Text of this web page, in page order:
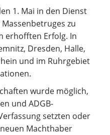
1. Mai in den Dienst
zu
erhofften Erfolg. In
Dresden, Halle,
und im Ruhrgebiet
wurde möglich,
und ADGB-
setzten oder
Machthaber